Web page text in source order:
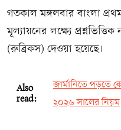
গতকাল মঙ্গলবার বাংলা
মূল্যায়নের লক্ষ্যে
(রুব্রিকস) দেওয়া হয়েছে।
Also
read:
জার্মানিতে পড়তে
২০২৬ সালের নিয়ম